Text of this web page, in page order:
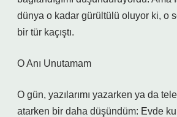
dünya o kadar gürültülü oluyor ki, o
bir tür kaçıştı.
O Anı Unutamam
O gün, yazılarımı yazarken ya da
atarken bir daha düşündüm: Evde